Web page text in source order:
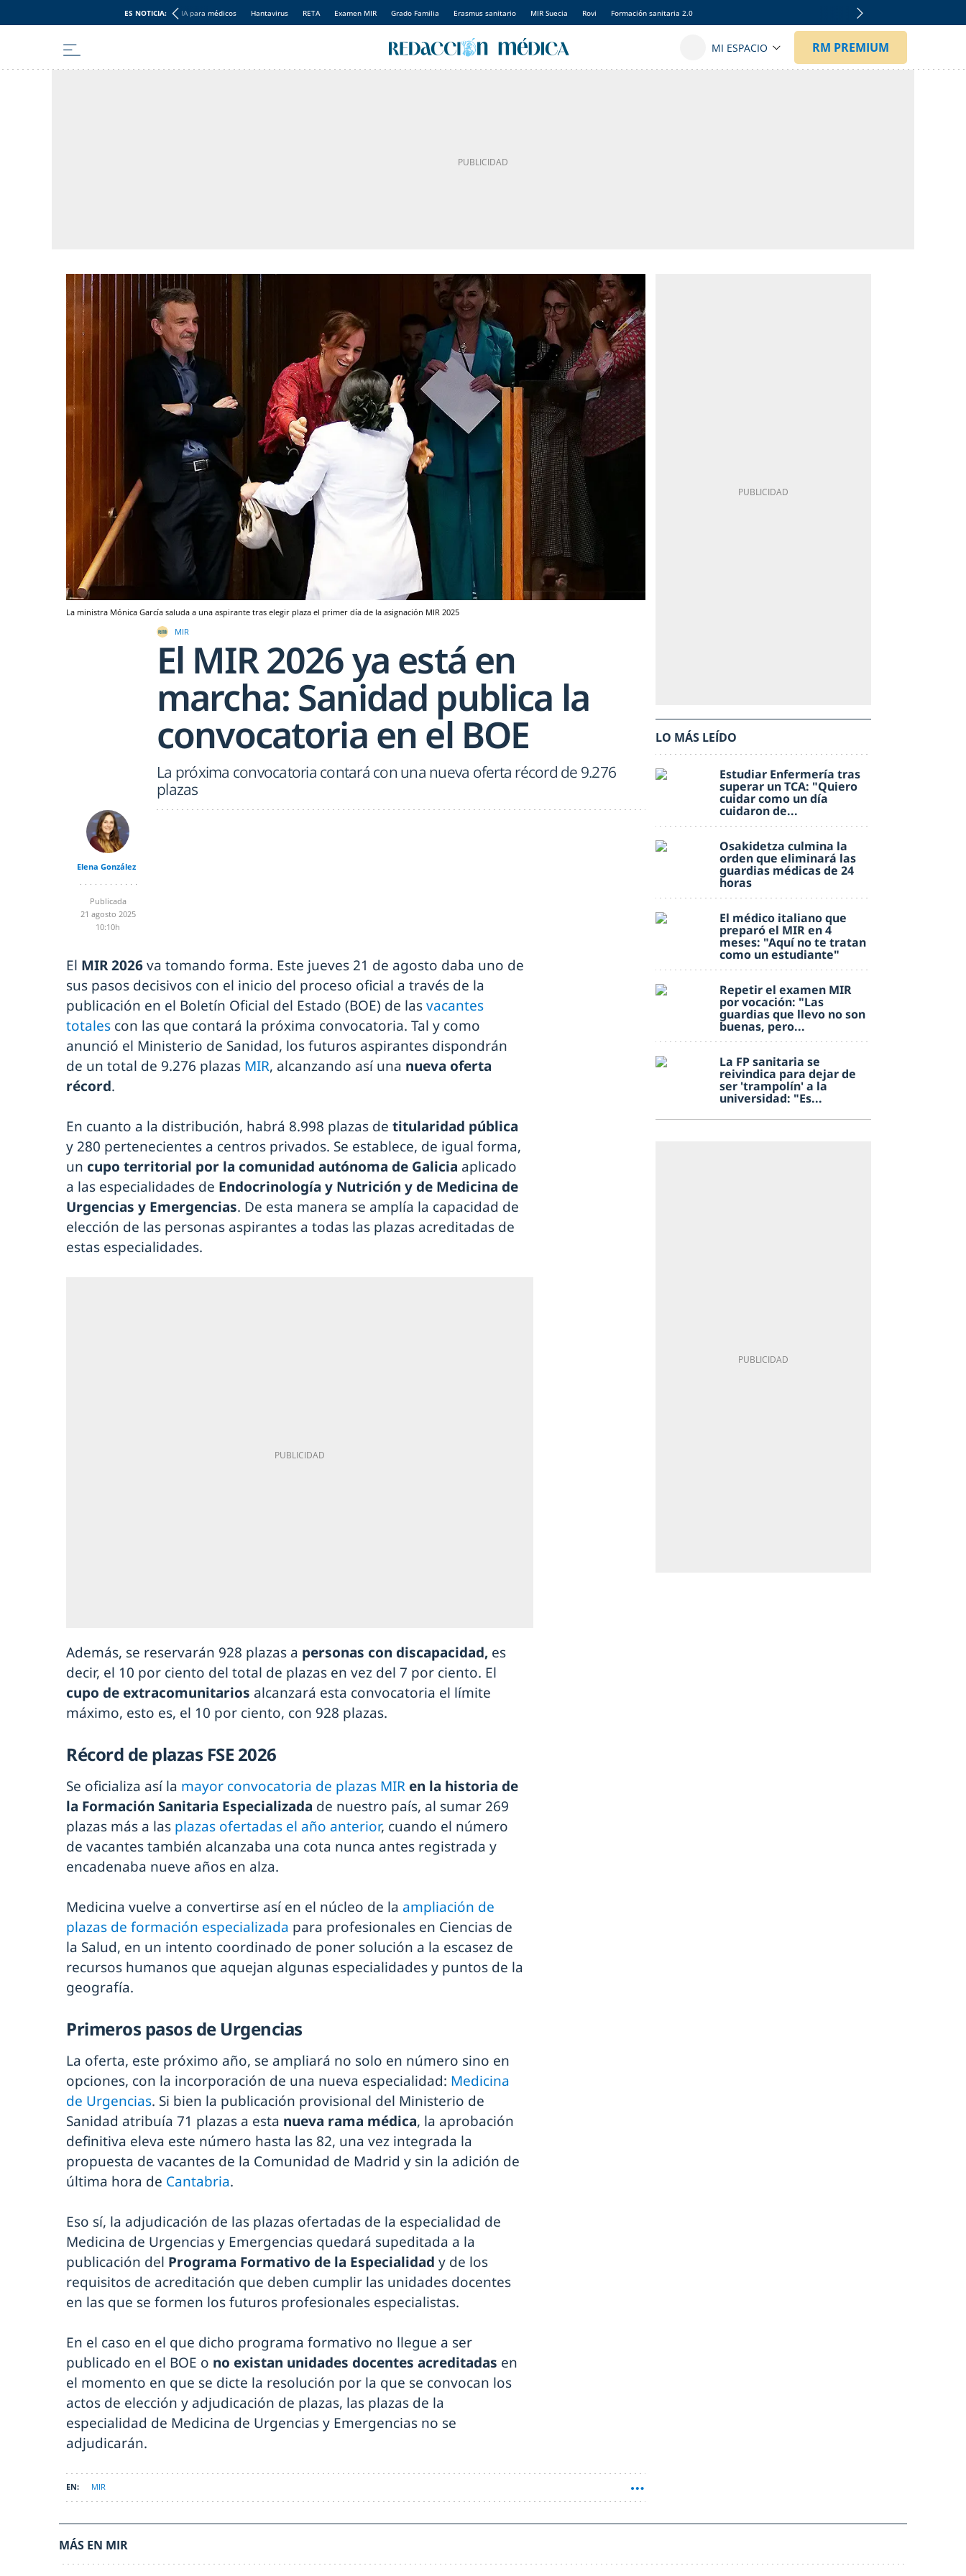
ES NOTICIA: IA para médicos Hantavirus RETA Examen MIR Grado Familia Erasmus sanitario MIR Suecia Rovi Formación sanitaria 2.0
La ministra Mónica García saluda a una aspirante tras elegir plaza el primer día de la asignación MIR 2025
MIR
El MIR 2026 ya está en
marcha: Sanidad publica la
convocatoria en el BOE
La próxima convocatoria contará con una nueva oferta récord de 9.276
plazas
Elena González
Publicada
21 agosto 2025
10:10h
El MIR 2026va tomando forma. Este jueves 21 de agosto daba uno de
sus pasos decisivos con el inicio del proceso oficial a través de la
publicación en el Boletín Oficial del Estado (BOE) de lasvacantes
totales con las que contará la próxima convocatoria. Tal y como
anunció el Ministerio de Sanidad, los futuros aspirantes dispondrán
de un total de 9.276 plazas MIR, alcanzando así una nueva oferta
récord.
En cuanto a la distribución, habrá 8.998 plazas de titularidad pública
y 280 pertenecientes a centros privados. Se establece, de igual forma,
un cupo territorial por la comunidad autónoma de Galicia aplicado
a las especialidades de Endocrinología y Nutrición y de Medicina de
Urgencias y Emergencias. De esta manera se amplía la capacidad de
elección de las personas aspirantes a todas las plazas acreditadas de
estas especialidades.
Además, se reservarán 928 plazas a personas con discapacidad, es
decir, el 10 por ciento del total de plazas en vez del 7 por ciento. El
cupo de extracomunitarios alcanzará esta convocatoria el límite
máximo, esto es, el 10 por ciento, con 928 plazas.
Récord de plazas FSE 2026
Se oficializa así la mayor convocatoria de plazas MIR en la historia de
la Formación Sanitaria Especializada de nuestro país, al sumar 269
plazas más a las plazas ofertadas el año anterior, cuando el número
de vacantes también alcanzaba una cota nunca antes registrada y
encadenaba nueve años en alza.
Medicina vuelve a convertirse así en el núcleo de la ampliación de
plazas de formación especializada para profesionales en Ciencias de
la Salud, en un intento coordinado de poner solución a la escasez de
recursos humanos que aquejan algunas especialidades y puntos de la
geografía.
Primeros pasos de Urgencias
La oferta, este próximo año, se ampliará no solo en número sino en
opciones, con la incorporación de una nueva especialidad: Medicina
de Urgencias. Si bien la publicación provisional del Ministerio de
Sanidad atribuía 71 plazas a esta nueva rama médica, la aprobación
definitiva eleva este número hasta las 82, una vez integrada la
propuesta de vacantes de la Comunidad de Madrid y sin la adición de
última hora de Cantabria.
Eso sí, la adjudicación de las plazas ofertadas de la especialidad de
Medicina de Urgencias y Emergencias quedará supeditada a la
publicación del Programa Formativo de la Especialidad y de los
requisitos de acreditación que deben cumplir las unidades docentes
en las que se formen los futuros profesionales especialistas.
En el caso en el que dicho programa formativo no llegue a ser
publicado en el BOE o no existan unidades docentes acreditadas en
el momento en que se dicte la resolución por la que se convocan los
actos de elección y adjudicación de plazas, las plazas de la
especialidad de Medicina de Urgencias y Emergencias no se
adjudicarán.
MIR
LO MÁS LEÍDO
Estudiar Enfermería tras
superar un TCA: "Quiero
cuidar como un día
cuidaron de...
Osakidetza culmina la
orden que eliminará las
guardias médicas de 24
horas
El médico italiano que
preparó el MIR en 4
meses: "Aquí no te tratan
como un estudiante"
Repetir el examen MIR
por vocación: "Las
guardias que llevo no son
buenas, pero...
La FP sanitaria se
reivindica para dejar de
ser 'trampolín' a la
universidad: "Es...
MÁS EN MIR